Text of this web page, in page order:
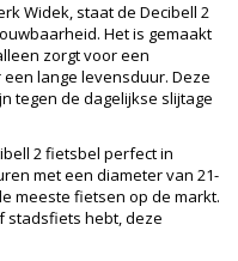
Widek, staat de Decibell 2
Het is gemaakt
zorgt voor een
lange levensduur. Deze
tegen de dagelijkse slijtage
2 fietsbel perfect in
met een diameter van 21-
meeste fietsen op de markt.
stadsfiets hebt, deze